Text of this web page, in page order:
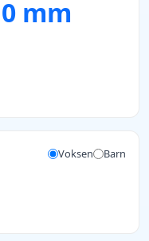
0 mm
Voksen Barn